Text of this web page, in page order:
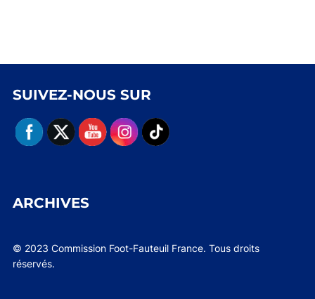
SUIVEZ-NOUS SUR
ARCHIVES
© 2023 Commission Foot-Fauteuil France. Tous droits
réservés.